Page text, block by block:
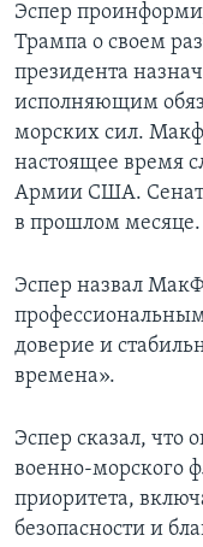
Эспер
Трампа о своем
президента
исполняющим
морских сил.
настоящее время
Армии США. Сенат
в прошлом месяце.
Эспер назвал
доверие и
времена».
Эспер сказал, что
военно-морского
приоритета,
безопасности и